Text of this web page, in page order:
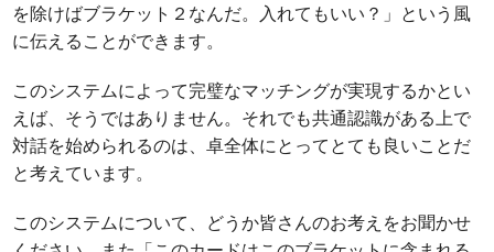
を除けばブラケット２なんだ。入れてもいい？」という風
に伝えることができます。
このシステムによって完璧なマッチングが実現するかとい
えば、そうではありません。それでも共通認識がある上で
対話を始められるのは、卓全体にとってとても良いことだ
と考えています。
このシステムについて、どうか皆さんのお考えをお聞かせ